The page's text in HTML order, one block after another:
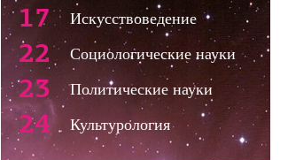
17 Искусствоведение
22 Социологические науки
23 Политические науки
24 Культурология